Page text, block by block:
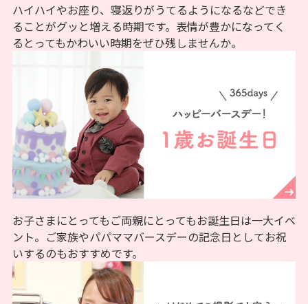
ハイハイやお座り、寝返りがうてるようになるなどでき
ることがグッと増える時期です。表情が豊かになってく
るとってもかわいい時期をぜひ残しませんか。
お子さまにとってもご両親にとってもお誕生日は一大イベ
ント。ご家族やパパママバースデーの記念日としてお祝
いするのもおすすめです。